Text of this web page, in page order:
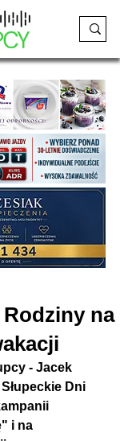
Rodziny na
- Jacek
Dni
i na